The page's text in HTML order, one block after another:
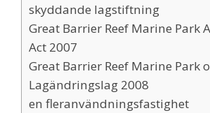
skyddande lagstiftning
Great Barrier Reef Marine Park
Act 2007
Great Barrier Reef Marine Park
Lagändringslag 2008
en fleranvändningsfastighet